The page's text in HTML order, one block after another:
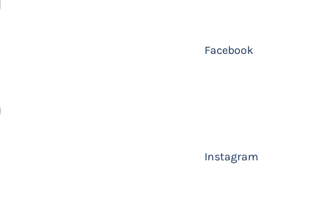
Facebook
Instagram